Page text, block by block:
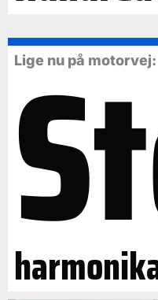
Lige nu på motorvej: